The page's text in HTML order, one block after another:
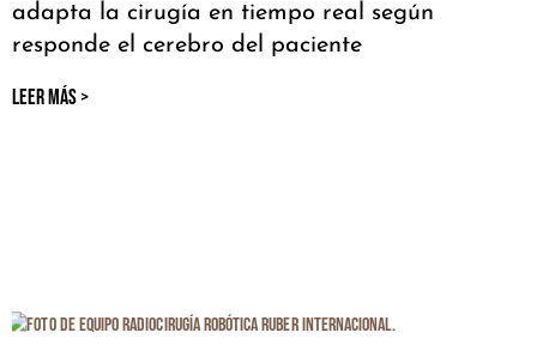
adapta la cirugía en tiempo real según
responde el cerebro del paciente
LEER MÁS >